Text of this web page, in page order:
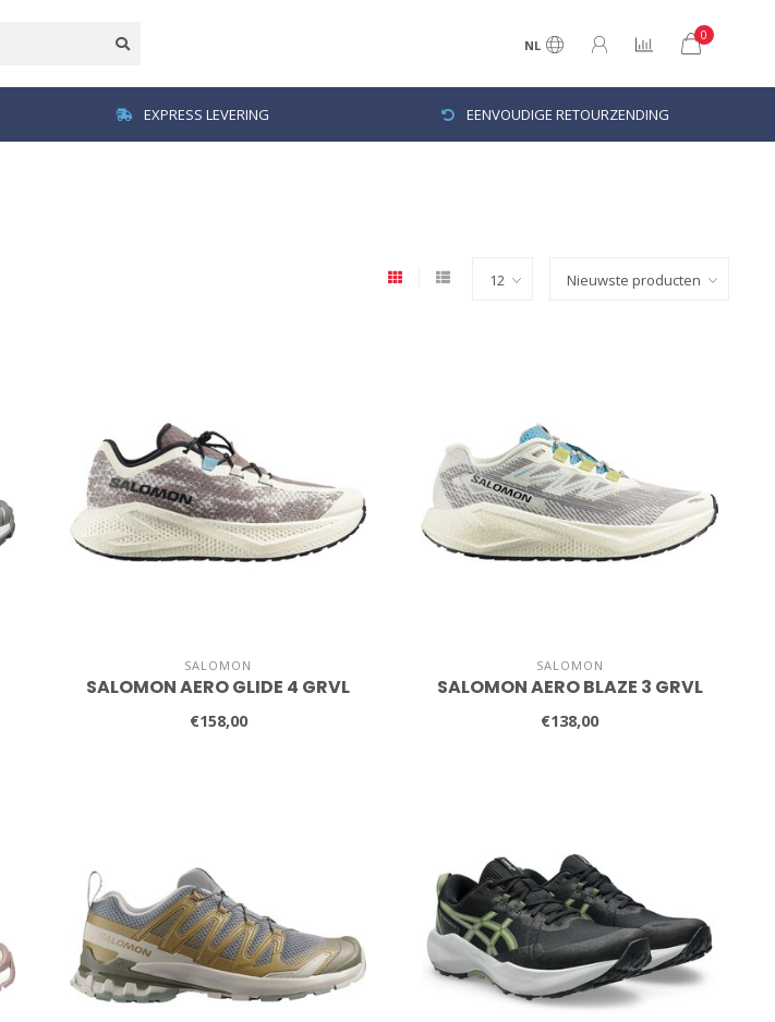
NL
0
EXPRESS LEVERING EENVOUDIGE RETOURZENDING
SALOMON
SALOMON AERO GLIDE 4 GRVL
€158,00
SALOMON
SALOMON AERO BLAZE 3 GRVL
€138,00